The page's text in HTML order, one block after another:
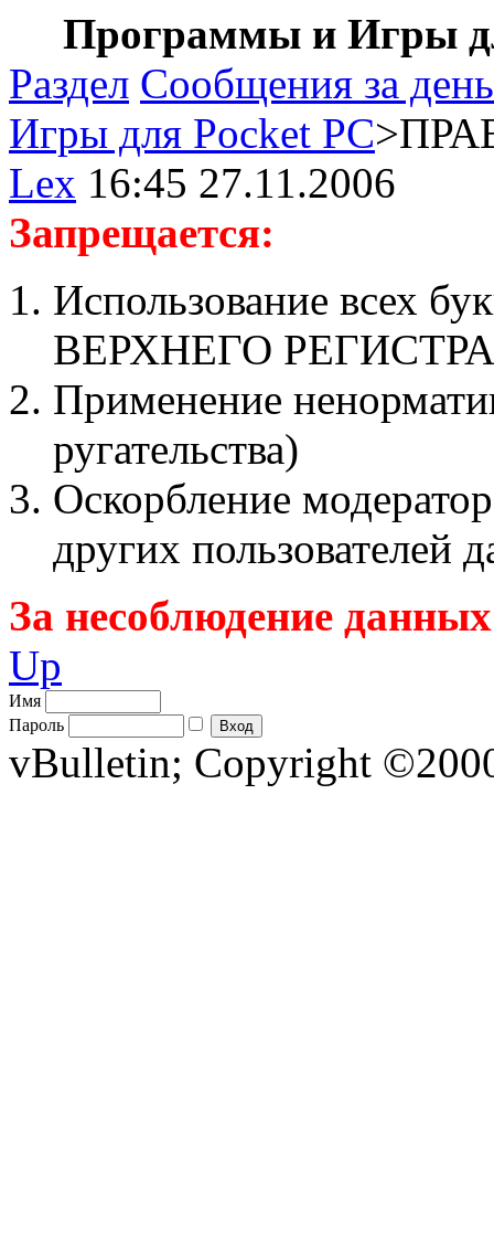
Программы и Игры
Раздел Сообщения за день
Игры для Pocket PC
Lex 16:45 27.11.2006
Запрещается:
Использование всех
ВЕРХНЕГО РЕГИСТРА
Применение
ругательства)
Оскорбление
других пользователей
За несоблюдение
Up
Имя
Пароль
vBulletin; Copyright